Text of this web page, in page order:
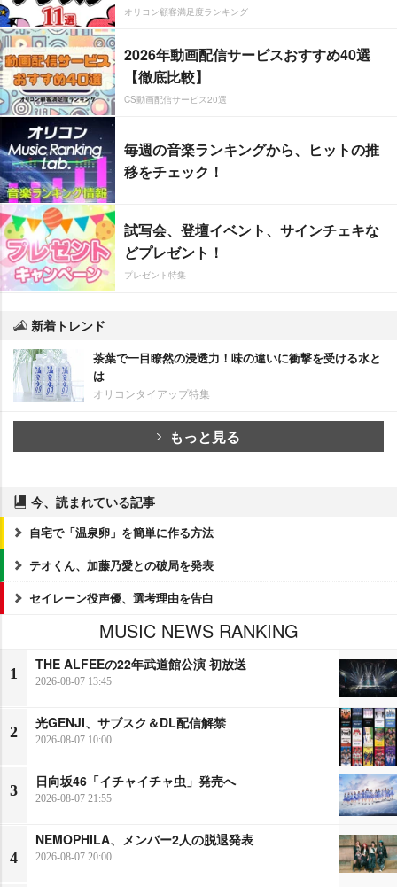
オリコン顧客満足度ランキング
2026年動画配信サービスおすすめ40選
【徹底比較】
CS動画配信サービス20選
毎週の音楽ランキングから、ヒットの推
移をチェック！
試写会、登壇イベント、サインチェキな
どプレゼント！
プレゼント特集
新着トレンド
茶葉で一目瞭然の浸透力！味の違いに衝撃を受ける水と
は
オリコンタイアップ特集
もっと見る
今、読まれている記事
自宅で「温泉卵」を簡単に作る方法
テオくん、加藤乃愛との破局を発表
セイレーン役声優、選考理由を告白
MUSIC NEWS RANKING
1
THE ALFEEの22年武道館公演 初放送
2026-08-07 13:45
2
光GENJI、サブスク＆DL配信解禁
2026-08-07 10:00
3
日向坂46「イチャイチャ虫」発売へ
2026-08-07 21:55
4
NEMOPHILA、メンバー2人の脱退発表
2026-08-07 20:00